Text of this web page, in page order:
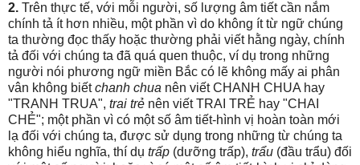
2. Trên thực tế, với mỗi người, số lượng âm tiết cần nắm
chính tả ít hơn nhiều, một phần vì do không ít từ ngữ chúng
ta thường đọc thấy hoặc thường phải viết hằng ngày, chính
tả đối với chúng ta đã quá quen thuộc, ví dụ trong những
người nói phương ngữ miền Bắc có lẽ không mấy ai phân
vân không biếtchanh chua nên viết CHANH CHUA hay
"TRANH TRUA", trai trẻ nên viết TRAI TRẺ hay "CHAI
CHẺ"; một phần vì có một số âm tiết-hình vị hoàn toàn mới
lạ đối với chúng ta, được sử dụng trong những từ chúng ta
không hiểu nghĩa, thí dụ trấp (dưỡng trấp), trẩu (đầu trẩu) đối